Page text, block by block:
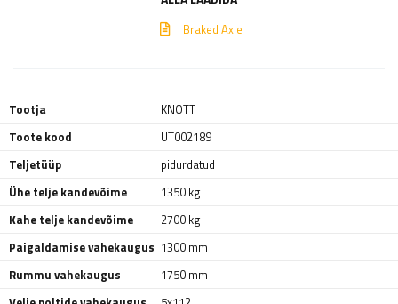
Braked Axle
Tootja
KNOTT
Toote kood
UT002189
Teljetüüp
pidurdatud
Ühe telje kandevõime
1350 kg
Kahe telje kandevõime
2700 kg
Paigaldamise vahekaugus 1300 mm
Rummu vahekaugus
1750 mm